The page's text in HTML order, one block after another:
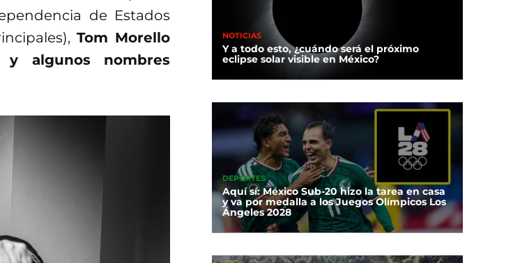
de Estados
Tom Morello
algunos nombres
NOTICIAS
Y a todo esto, ¿cuándo será el próximo
eclipse solar visible en México?
DEPORTES
Aquí sí: México Sub-20 hizo la tarea en casa
y va por medalla a los Juegos Olímpicos Los
Ángeles 2028